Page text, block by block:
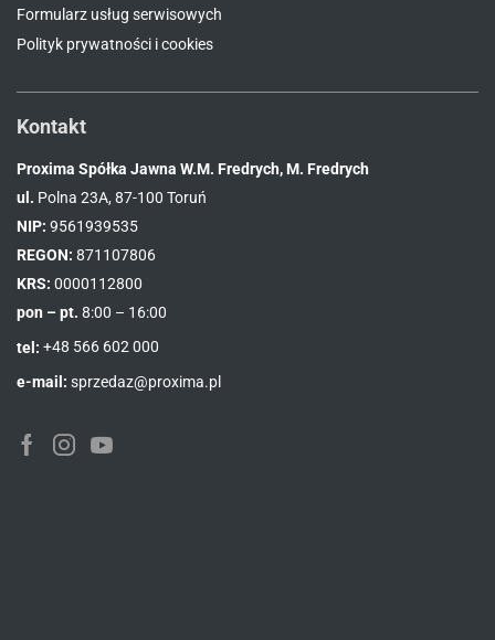
Formularz usług serwisowych
Polityk prywatności i cookies
Kontakt
Proxima Spółka Jawna W.M. Fredrych, M. Fredrych
ul. Polna 23A, 87-100 Toruń
NIP: 9561939535
REGON: 871107806
KRS: 0000112800
pon – pt. 8:00 – 16:00
tel: +48 566 602 000
e-mail: sprzedaz@proxima.pl